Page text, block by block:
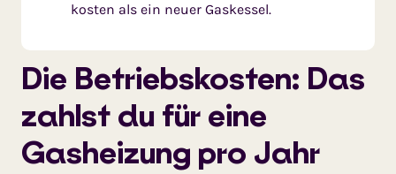
kosten als ein neuer Gaskessel.
Die Betriebs­kosten: Das
zahlst du für eine
Gasheizung pro Jahr